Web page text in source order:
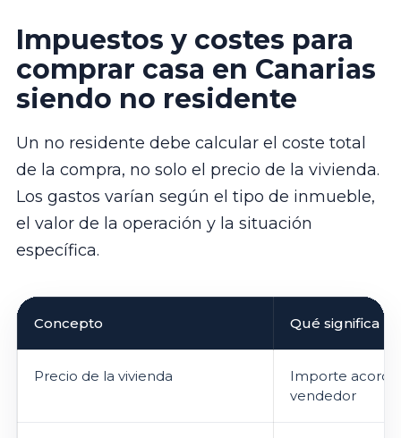
Impuestos y costes para
comprar casa en Canarias
siendo no residente
Un no residente debe calcular el coste total
de la compra, no solo el precio de la vivienda.
Los gastos varían según el tipo de inmueble,
el valor de la operación y la situación
específica.
Concepto Qué significa
Precio de la vivienda
Importe
vendedor